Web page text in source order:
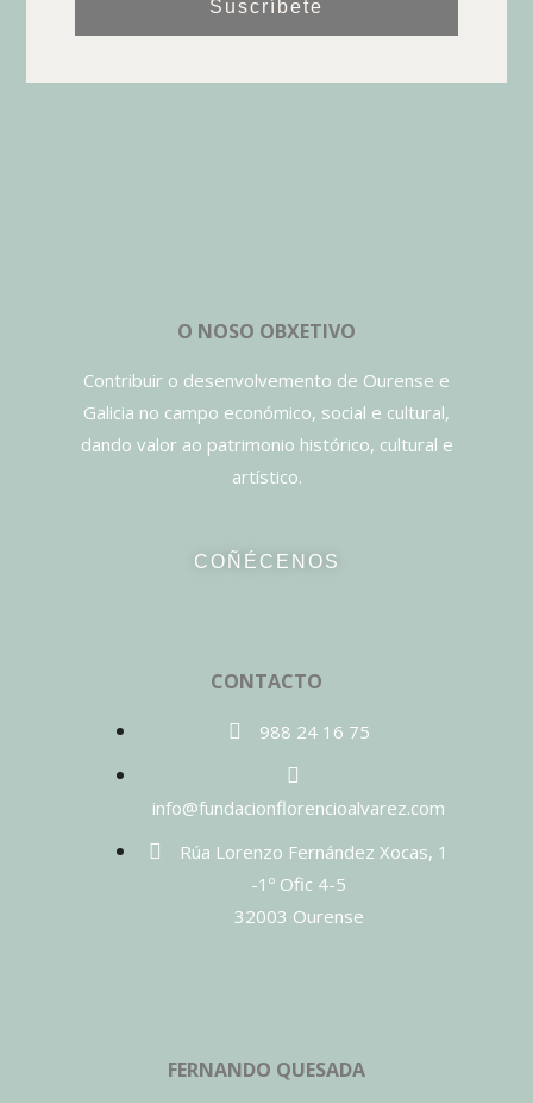
Suscríbete
O NOSO OBXETIVO
Contribuir o desenvolvemento de Ourense e
Galicia no campo económico, social e cultural,
dando valor ao patrimonio histórico, cultural e
artístico.
COÑÉCENOS
CONTACTO
988 24 16 75
info@fundacionflorencioalvarez.com
Rúa Lorenzo Fernández Xocas, 1
-1º Ofic 4-5
32003 Ourense
FERNANDO QUESADA